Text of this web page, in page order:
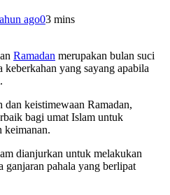
ago03 mins
Ramadan merupakan bulan suci
yang sayang apabila
keistimewaan Ramadan,
bagi umat Islam untuk
keimanan.
dianjurkan untuk melakukan
ganjaran pahala yang berlipat